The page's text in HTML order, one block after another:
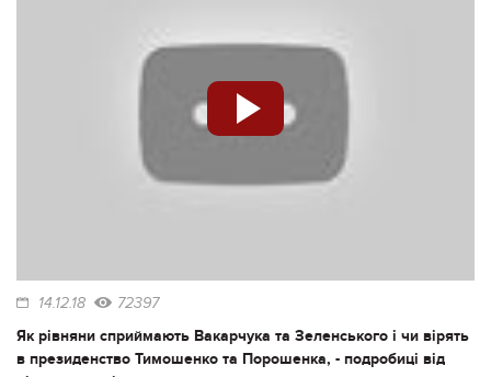
14.12.18 72397
Як рівняни сприймають Вакарчука та Зеленського і чи вірять
в президенство Тимошенко та Порошенка, - подробиці від